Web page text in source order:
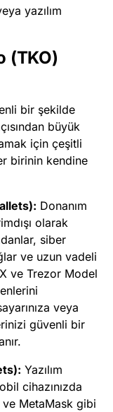
yazılım
(TKO)
bir şekilde
büyük
için çeşitli
birinin kendine
Donanım
olarak
siber
ve uzun vadeli
ve Trezor Model
veya
güvenli bir
Yazılım
cihazınızda
ve MetaMask gibi